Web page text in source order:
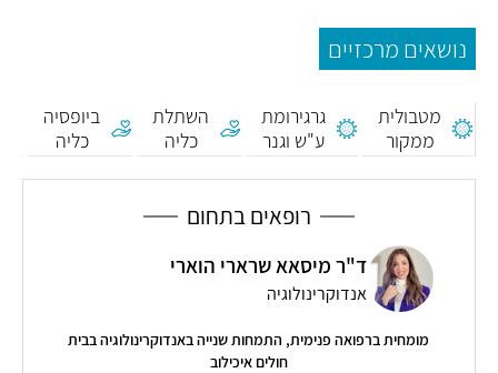
נושאים מרכזיים
מטבולית
ממקור
אבוביתי
גרגירומת
ע"ש וגנר
השתלת
כליה
ביופסיה
כליה
רופאים בתחום
ד"ר מיסאא שרארי הוארי
אנדוקרינולוגיה
מומחית ברפואה פנימית, התמחות שנייה באנדוקרינולוגיה בבית
חולים איכילוב